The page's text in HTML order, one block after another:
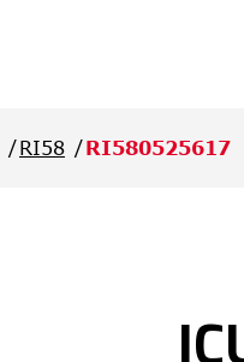
RI58 RI580525617